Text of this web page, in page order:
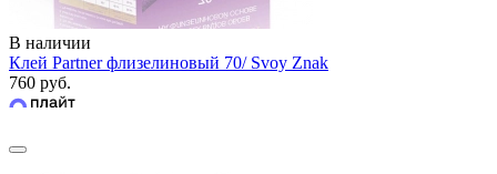
В наличии
Клей Partner флизелиновый 70/ Svoy Znak
760 руб.